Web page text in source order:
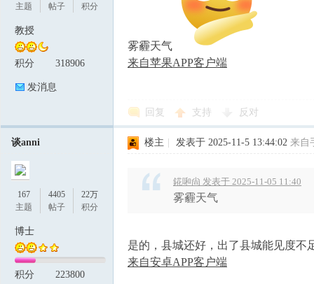
主题
帖子
积分
教授
积分 318906
发消息
雾霾天气
来自苹果APP客户端
回复 支持 反对
谈anni
167
主题
4405
帖子
22万
积分
博士
积分 223800
楼主 发表于 2025-11-5 13:44:02 来自
錵啝尙 发表于 2025-11-05 11:40
雾霾天气
是的，县城还好，出了县城能见度不
来自安卓APP客户端